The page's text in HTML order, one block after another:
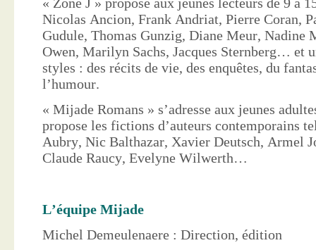
Nicolas Ancion, Frank Andriat, Pierre Coran,
Gudule, Thomas Gunzig, Diane Meur, Nadine
Owen, Marilyn Sachs, Jacques Sternberg… et
styles : des récits de vie, des enquêtes, du
l’humour.
« Mijade Romans » s’adresse aux jeunes
propose les fictions d’auteurs contemporains
Aubry, Nic Balthazar, Xavier Deutsch, Armel
Claude Raucy, Evelyne Wilwerth…
L’équipe Mijade
Michel Demeulenaere : Direction, édition